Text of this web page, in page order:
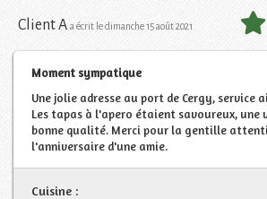
Client A a écrit le dimanche 15 août 2021
Moment sympatique
Une jolie adresse au port de Cergy, service
Les tapas à l'apero étaient savoureux, une
bonne qualité. Merci pour la gentille
l'anniversaire d'une amie.
Cuisine :